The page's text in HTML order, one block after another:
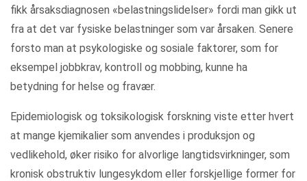
fikk årsaksdiagnosen «belastningslidelser» fordi man gikk ut
fra at det var fysiske belastninger som var årsaken. Senere
forsto man at psykologiske og sosiale faktorer, som for
eksempel jobbkrav, kontroll og mobbing, kunne ha
betydning for helse og fravær.
Epidemiologisk og toksikologisk forskning viste etter hvert
at mange kjemikalier som anvendes i produksjon og
vedlikehold, øker risiko for alvorlige langtidsvirkninger, som
kronisk obstruktiv lungesykdom eller forskjellige former for